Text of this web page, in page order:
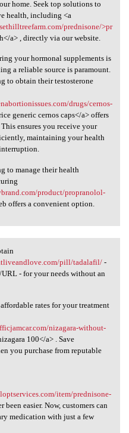
home. Seek top solutions to
health, including <a
prednisone/>pr
a> , directly via our website.
your hormonal supplements is
a reliable source is paramount.
to obtain their testosterone
drugs/cernos-
generic cernos caps</a> offers
ensures you receive your
maintaining your health
to manage their health
product/propranolol-
offers a convenient option.
obtain [URL pill/tadalafil/-
- for your needs without an
rates for your treatment
nizagara-without-
100</a> . Save
you purchase from reputable
item/prednisone-
been easier. Now, customers can
medication with just a few